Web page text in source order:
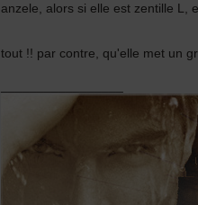
anzele, alors si elle est zentille L,
tout !! par contre, qu'elle met un